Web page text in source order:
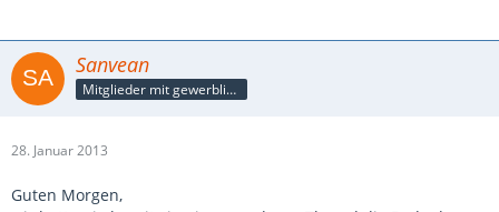
Sanvean
Mitglieder mit gewerblicher Verbindung, auch als Mitarbeiter/in
28. Januar 2013
Guten Morgen,